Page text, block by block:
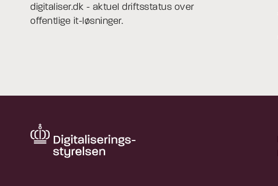
digitaliser.dk - aktuel driftsstatus over
offentlige it-løsninger.